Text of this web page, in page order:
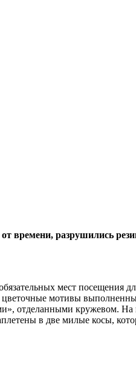
времени, разрушились
мест посещения
мотивы
отделанными кружевом.
в две милые косы,